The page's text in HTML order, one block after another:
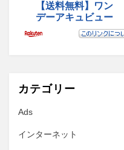
カテゴリー
Ads
インターネット